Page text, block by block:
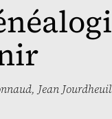
, Jean Jourdheuil